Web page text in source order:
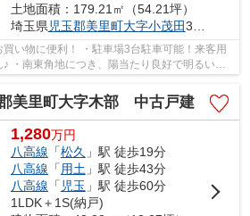
土地面積：179.21㎡（54.21坪）
埼玉県児玉郡美里町大字小茂田314-20
買い物に便利！ ・駐車場3台駐車可能！来客用
・南東角地につき、陽当たり良好で明るいお
い！」大歓迎です♪お気軽...
美里町大字木部 中古戸建
1,280万円
八高線 「松久 」駅 徒歩19分
八高線 「用土」駅 徒歩43分
八高線 「 児玉 」駅 徒歩60分
1LDK＋1S(納戸)